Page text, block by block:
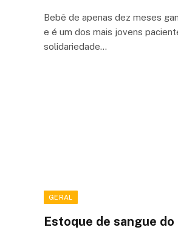
Bebê de apenas dez meses
e é um dos mais jovens
solidariedade…
GERAL
Estoque de sangue